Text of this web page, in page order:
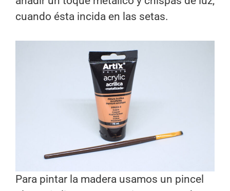
cuando ésta incida en las setas.
Para pintar la madera usamos un pincel